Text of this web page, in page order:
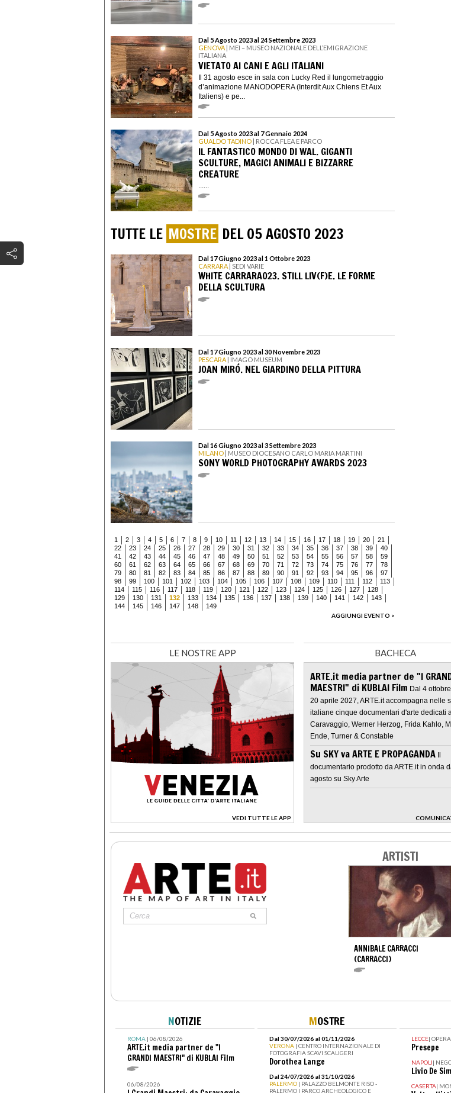
Dal 5 Agosto 2023 al 24 Settembre 2023
GENOVA | MEI – MUSEO NAZIONALE DELL’EMIGRAZIONE
ITALIANA
VIETATO AI CANI E AGLI ITALIANI
Il 31 agosto esce in sala con Lucky Red il lungometraggio
d’animazione MANODOPERA (Interdit Aux Chiens Et Aux
Italiens) e pe...
Dal 5 Agosto 2023 al 7 Gennaio 2024
GUALDO TADINO | ROCCA FLEA E PARCO
IL FANTASTICO MONDO DI WAL. GIGANTI
SCULTURE, MAGICI ANIMALI E BIZZARRE
CREATURE
TUTTE LE MOSTRE DEL 05 AGOSTO 2023
Dal 17 Giugno 2023 al 1 Ottobre 2023
CARRARA | SEDI VARIE
WHITE CARRARA023. STILL LIV(F)E. LE FORME
DELLA SCULTURA
Dal 17 Giugno 2023 al 30 Novembre 2023
PESCARA | IMAGO MUSEUM
JOAN MIRÓ. NEL GIARDINO DELLA PITTURA
Dal 16 Giugno 2023 al 3 Settembre 2023
MILANO | MUSEO DIOCESANO CARLO MARIA MARTINI
SONY WORLD PHOTOGRAPHY AWARDS 2023
1 2 3 4 5 6 7 8 9 10 11 12 13 14 15 16 17 18 19 20
21
22
23 24 25 26 27 28 29 30 31 32 33 34 35 36 37 38 39
40
41
42 43 44 45 46 47 48 49 50 51 52 53 54 55 56 57 58
59
60
61 62 63 64 65 66 67 68 69 70 71 72 73 74 75 76 77
78
79
80 81 82 83 84 85 86 87 88 89 90 91 92 93 94 95 96
97
98
99 100 101 102 103 104 105 106 107 108 109 110 111 112
113
114
115 116 117 118 119 120 121 122 123 124 125 126 127
128
129
130 131 132 133 134 135 136 137 138 139 140 141 142
143
144
145 146 147 148
149
AGGIUNGI EVENTO >
LE NOSTRE APP
VEDI TUTTE LE APP
>
BACHECA
ARTE.it media partner de "I
MAESTRI" di KUBLAI Film Dal 4
20 aprile 2027, ARTE.it accompagna nelle
italiane cinque documentari d'arte dedicati a
Caravaggio, Werner Herzog, Frida Kahlo,
Ende, Turner & Constable
Su SKY va ARTE E PROPAGANDA Il
documentario prodotto da ARTE.it in onda
agosto su Sky Arte
>
ARTISTI
ANNIBALE CARRACCI
(CARRACCI)
NOTIZIE
ROMA| 06/08/2026
ARTE.it media partner de "I
GRANDI MAESTRI" di KUBLAI Film
06/08/2026
MOSTRE
Dal 30/07/2026 al 01/11/2026
VERONA | CENTRO INTERNAZIONALE DI
FOTOGRAFIA SCAVI SCALIGERI
Dorothea Lange
Dal 24/07/2026 al 31/10/2026
PALERMO | PALAZZO BELMONTE RISO -
PALERMO I PARCO ARCHEOLOGICO E
LECCE| OPERA
Presepe
NAPOLI|
Livio De
CASERTA|